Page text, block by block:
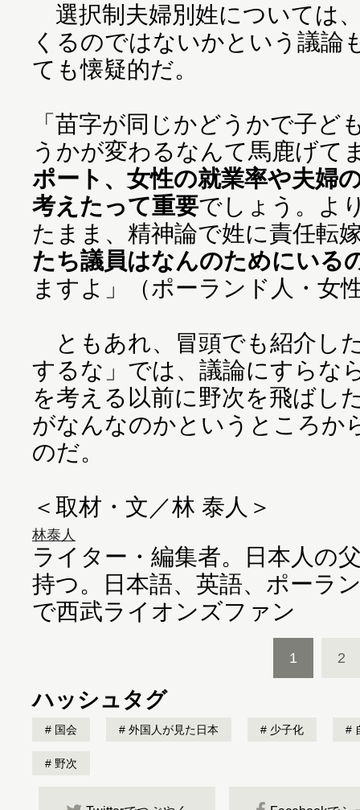
選択制夫婦別姓については
くるのではないかという議論
ても懐疑的だ。
「苗字が同じかどうかで子ど
うかが変わるなんて馬鹿げて
ポート、女性の就業率や夫婦
考えたって重要でしょう。よ
たまま、精神論で姓に責任転
たち議員はなんのためにいる
ますよ」（ポーランド人・女
ともあれ、冒頭でも紹介し
するな」では、議論にすらな
を考える以前に野次を飛ばし
がなんなのかというところか
のだ。
＜取材・文／林 泰人＞
林泰人
ライター・編集者。日本人の
持つ。日本語、英語、ポーラ
で西武ライオンズファン
1 2
ハッシュタグ
国会 外国人が見た日本 少子化
野次